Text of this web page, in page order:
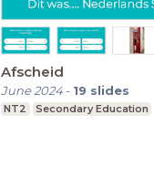
Afscheid
June 2024- 19 slides
NT2 Secondary Education